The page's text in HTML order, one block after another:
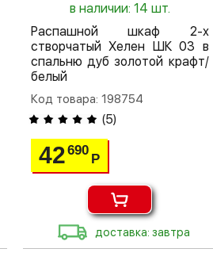
в наличии: 14 шт.
Распашной шкаф 2-х
створчатый Хелен ШК 03 в
спальню дуб золотой крафт/
белый
Код товара: 198754
(5)
42690
Р
доставка: завтра